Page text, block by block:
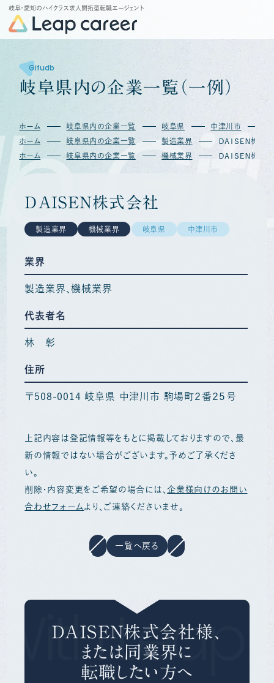
岐阜・愛知のハイクラス求人開拓型転職エージェント
Gifudb
岐阜県 内の企業一覧 （ 一例 ）
ホーム 岐阜県内の企業一覧 岐阜県 中津川市
ホーム
岐阜県内の企業一覧 製造業界
ＤＡＩＳＥＮ株式
ホーム
岐阜県内の企業一覧 機械業界 ＤＡＩＳＥＮ株式
ＤＡＩＳＥＮ株式会社
製造業界 機械業界 岐阜県 中津川市
業界
製造業界 機械業界
代表者名
林 彰
住所
〒508-0014 岐阜県 中津川市 駒場町２番２５号
上記内容は登記情報等をもとに掲載しておりますので、最
新の情報ではない場合がございます。予めご了承くださ
い。
削除・内容変更をご希望の場合には、企業様向けのお問い
合わせフォーム より、ご連絡くださいませ。
一覧へ戻る
Leap
ＤＡＩＳＥＮ株式会社様、
または同業界に
転職したい方へ